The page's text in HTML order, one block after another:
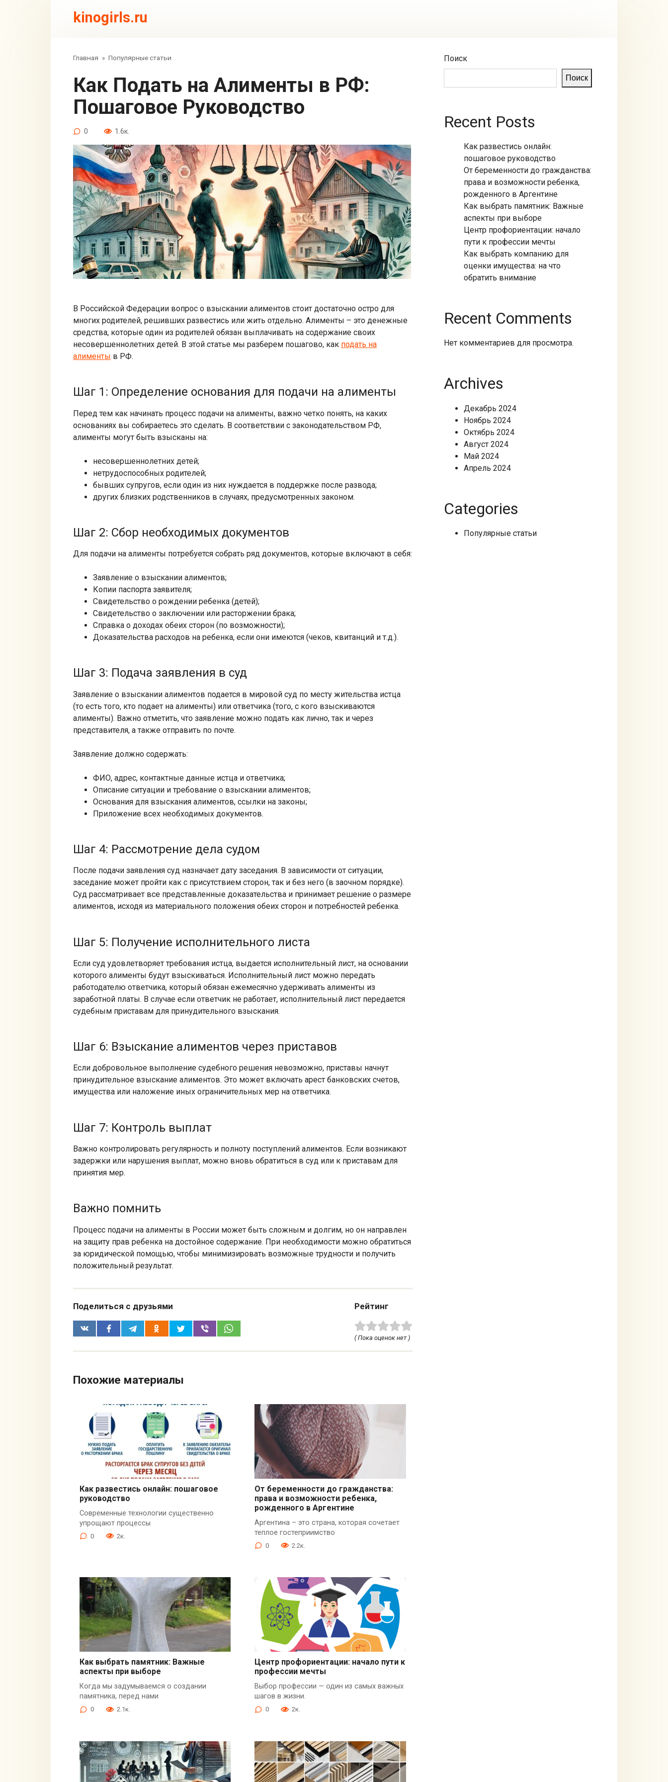
kinogirls.ru
Главная » Популярные статьи
Как Подать на Алименты в РФ:
Пошаговое Руководство
0 1.6к.
В Российской Федерации вопрос о взыскании алиментов стоит достаточно остро для
многих родителей, решивших развестись или жить отдельно. Алименты – это денежные
средства, которые один из родителей обязан выплачивать на содержание своих
несовершеннолетних детей. В этой статье мы разберем пошагово, как подать на
алименты в РФ.
Шаг 1: Определение основания для подачи на алименты
Перед тем как начинать процесс подачи на алименты, важно четко понять, на каких
основаниях вы собираетесь это сделать. В соответствии с законодательством РФ,
алименты могут быть взысканы на:
несовершеннолетних детей;
нетрудоспособных родителей;
бывших супругов, если один из них нуждается в поддержке после развода;
других близких родственников в случаях, предусмотренных законом.
Шаг 2: Сбор необходимых документов
Для подачи на алименты потребуется собрать ряд документов, которые включают в себя:
Заявление о взыскании алиментов;
Копии паспорта заявителя;
Свидетельство о рождении ребенка (детей);
Свидетельство о заключении или расторжении брака;
Справка о доходах обеих сторон (по возможности);
Доказательства расходов на ребенка, если они имеются (чеков, квитанций и т.д.).
Шаг 3: Подача заявления в суд
Заявление о взыскании алиментов подается в мировой суд по месту жительства истца
(то есть того, кто подает на алименты) или ответчика (того, с кого взыскиваются
алименты). Важно отметить, что заявление можно подать как лично, так и через
представителя, а также отправить по почте.
Заявление должно содержать:
ФИО, адрес, контактные данные истца и ответчика;
Описание ситуации и требование о взыскании алиментов;
Основания для взыскания алиментов, ссылки на законы;
Приложение всех необходимых документов.
Шаг 4: Рассмотрение дела судом
После подачи заявления суд назначает дату заседания. В зависимости от ситуации,
заседание может пройти как с присутствием сторон, так и без него (в заочном порядке).
Суд рассматривает все представленные доказательства и принимает решение о размере
алиментов, исходя из материального положения обеих сторон и потребностей ребенка.
Шаг 5: Получение исполнительного листа
Если суд удовлетворяет требования истца, выдается исполнительный лист, на основании
которого алименты будут взыскиваться. Исполнительный лист можно передать
работодателю ответчика, который обязан ежемесячно удерживать алименты из
заработной платы. В случае если ответчик не работает, исполнительный лист передается
судебным приставам для принудительного взыскания.
Шаг 6: Взыскание алиментов через приставов
Если добровольное выполнение судебного решения невозможно, приставы начнут
принудительное взыскание алиментов. Это может включать арест банковских счетов,
имущества или наложение иных ограничительных мер на ответчика.
Шаг 7: Контроль выплат
Важно контролировать регулярность и полноту поступлений алиментов. Если возникают
задержки или нарушения выплат, можно вновь обратиться в суд или к приставам для
принятия мер.
Важно помнить
Процесс подачи на алименты в России может быть сложным и долгим, но он направлен
на защиту прав ребенка на достойное содержание. При необходимости можно обратиться
за юридической помощью, чтобы минимизировать возможные трудности и получить
положительный результат.
Поделиться с друзьями Рейтинг
( Пока оценок нет )
Похожие материалы
Как развестись онлайн: пошаговое
руководство
Современные технологии существенно
упрощают процессы
0 2к.
От беременности до гражданства:
права и возможности ребенка,
рожденного в Аргентине
Аргентина – это страна, которая сочетает
теплое гостеприимство
0 2.2к.
Как выбрать памятник: Важные
аспекты при выборе
Когда мы задумываемся о создании
памятника, перед нами
0 2.1к.
Центр профориентации: начало пути к
профессии мечты
Выбор профессии — один из самых важных
шагов в жизни.
0 2к.
Поиск
Поиск
Recent Posts
Как развестись онлайн:
пошаговое руководство
От беременности до гражданства:
права и возможности ребенка,
рожденного в Аргентине
Как выбрать памятник: Важные
аспекты при выборе
Центр профориентации: начало
пути к профессии мечты
Как выбрать компанию для
оценки имущества: на что
обратить внимание
Recent Comments
Нет комментариев для просмотра.
Archives
Декабрь 2024
Ноябрь 2024
Октябрь 2024
Август 2024
Май 2024
Апрель 2024
Categories
Популярные статьи